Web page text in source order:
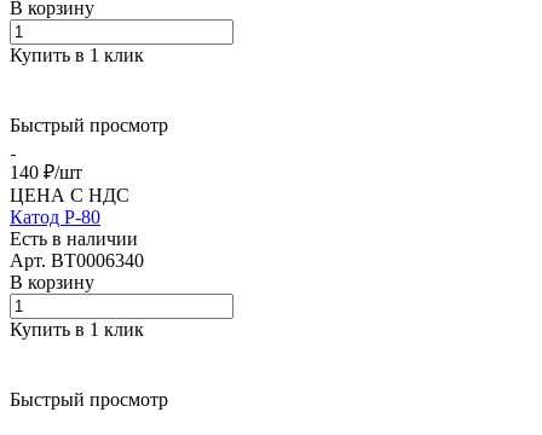
В корзину
Купить в 1 клик
Быстрый просмотр
140 ₽/шт
ЦЕНА С НДС
Катод Р-80
Есть в наличии
Арт. BT0006340
В корзину
Купить в 1 клик
Быстрый просмотр